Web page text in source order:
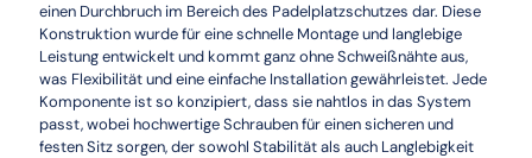
einen Durchbruch im Bereich des Padelplatzschutzes dar. Diese
Konstruktion wurde für eine schnelle Montage und langlebige
Leistung entwickelt und kommt ganz ohne Schweißnähte aus,
was Flexibilität und eine einfache Installation gewährleistet. Jede
Komponente ist so konzipiert, dass sie nahtlos in das System
passt, wobei hochwertige Schrauben für einen sicheren und
festen Sitz sorgen, der sowohl Stabilität als auch Langlebigkeit